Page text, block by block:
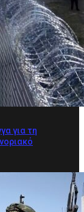
για τη